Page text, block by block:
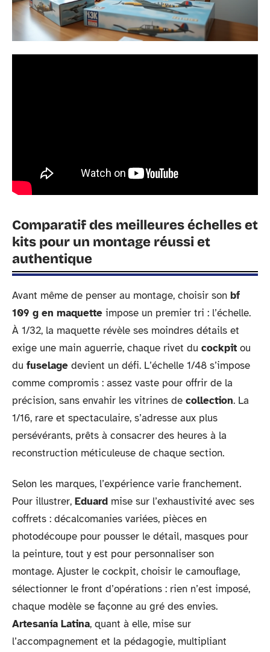
Comparatif des meilleures échelles et
kits pour un montage réussi et
authentique
Avant même de penser au montage, choisir son bf
109 g en maquette impose un premier tri : l’échelle.
À 1/32, la maquette révèle ses moindres détails et
exige une main aguerrie, chaque rivet du cockpit ou
du fuselage devient un défi. L’échelle 1/48 s’impose
comme compromis : assez vaste pour offrir de la
précision, sans envahir les vitrines de collection. La
1/16, rare et spectaculaire, s’adresse aux plus
persévérants, prêts à consacrer des heures à la
reconstruction méticuleuse de chaque section.
Selon les marques, l’expérience varie franchement.
Pour illustrer, Eduard mise sur l’exhaustivité avec ses
coffrets : décalcomanies variées, pièces en
photodécoupe pour pousser le détail, masques pour
la peinture, tout y est pour personnaliser son
montage. Ajuster le cockpit, choisir le camouflage,
sélectionner le front d’opérations : rien n’est imposé,
chaque modèle se façonne au gré des envies.
Artesanía Latina, quant à elle, mise sur
l’accompagnement et la pédagogie, multipliant